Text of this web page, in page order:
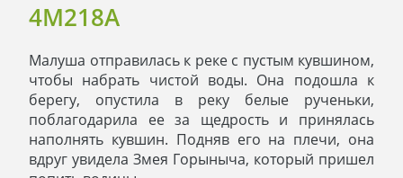
4M218A
Малуша отправилась к реке с пустым кувшином,
чтобы набрать чистой воды. Она подошла к
берегу, опустила в реку белые рученьки,
поблагодарила ее за щедрость и принялась
наполнять кувшин. Подняв его на плечи, она
вдруг увидела Змея Горыныча, который пришел